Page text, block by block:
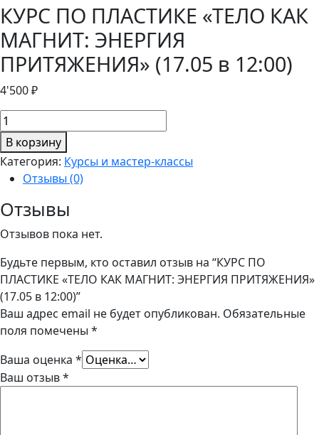
КУРС ПО ПЛАСТИКЕ «ТЕЛО КАК
МАГНИТ: ЭНЕРГИЯ
ПРИТЯЖЕНИЯ» (17.05 в 12:00)
4'500₽
Количество
товара
КУРС
ПО
ПЛАСТИКЕ
"ТЕЛО
КАК
МАГНИТ:
ЭНЕРГИЯ
ПРИТЯЖЕНИЯ"
(17.05
в
12:00)
В корзину
Категория: Курсы и мастер-классы
Отзывы (0)
Отзывы
Отзывов пока нет.
Будьте первым, кто оставил отзыв на “КУРС ПО
ПЛАСТИКЕ «ТЕЛО КАК МАГНИТ: ЭНЕРГИЯ ПРИТЯЖЕНИЯ»
(17.05 в 12:00)”
Ваш адрес email не будет опубликован. Обязательные
поля помечены *
Ваша оценка *
Ваш отзыв*